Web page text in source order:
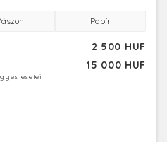
Papír
2 500 HUF
15 000 HUF
esetei